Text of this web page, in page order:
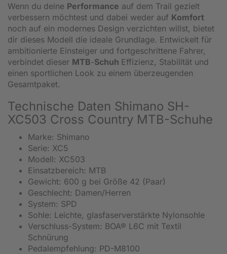
Wenn du deine Performance auf dem Trail gezielt
verbessern möchtest und dabei weder auf Komfort
noch auf ein modernes Design verzichten willst, bietet
dir dieses Modell die ideale Grundlage. Entwickelt für
ambitionierte Einsteiger und fortgeschrittene Fahrer,
verbindet dieser MTB-Schuh Effizienz, Stabilität und
einen sportlichen Look zu einem überzeugenden
Gesamtpaket.
Technische Daten Shimano SH-
XC503 Cross Country MTB-Schuhe
Marke: Shimano
Serie: XC5
Modell: XC503
Einsatzbereich: MTB
Gewicht: 600 g bei Größe 42 (Paar)
Geschlecht: Damen/Herren
System: SPD
Sohle: Leichte, glasfaserverstärkte Nylonsohle
Verschluss-System: BOA® L6C mit Textil
Schnürung
Pedalempfehlung: PD-M8100